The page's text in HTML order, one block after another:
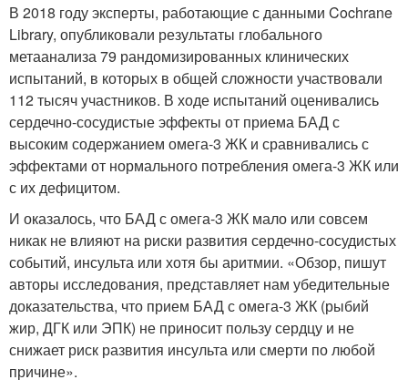
В 2018 году эксперты, работающие с данными Cochrane
Library, опубликовали результаты глобального
метаанализа 79 рандомизированных клинических
испытаний, в которых в общей сложности участвовали
112 тысяч участников. В ходе испытаний оценивались
сердечно-сосудистые эффекты от приема БАД с
высоким содержанием омега-3 ЖК и сравнивались с
эффектами от нормального потребления омега-3 ЖК или
с их дефицитом.
И оказалось, что БАД с омега-3 ЖК мало или совсем
никак не влияют на риски развития сердечно-сосудистых
событий, инсульта или хотя бы аритмии. «Обзор, пишут
авторы исследования, представляет нам убедительные
доказательства, что прием БАД с омега-3 ЖК (рыбий
жир, ДГК или ЭПК) не приносит пользу сердцу и не
снижает риск развития инсульта или смерти по любой
причине».